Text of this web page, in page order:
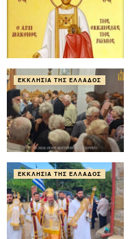
ΕΚΚΛΗΣΊΑ ΤΗΣ ΕΛΛΆΔΟΣ
ΕΚΚΛΗΣΊΑ ΤΗΣ ΕΛΛΆΔΟΣ